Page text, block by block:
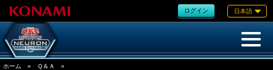
ログイン 日本語
ホーム » Ｑ＆Ａ
»